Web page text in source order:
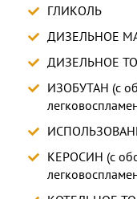
ГЛИКОЛЬ
ДИЗЕЛЬНОЕ
ДИЗЕЛЬНОЕ
ИЗОБУТАН (с
КЕРОСИН (с